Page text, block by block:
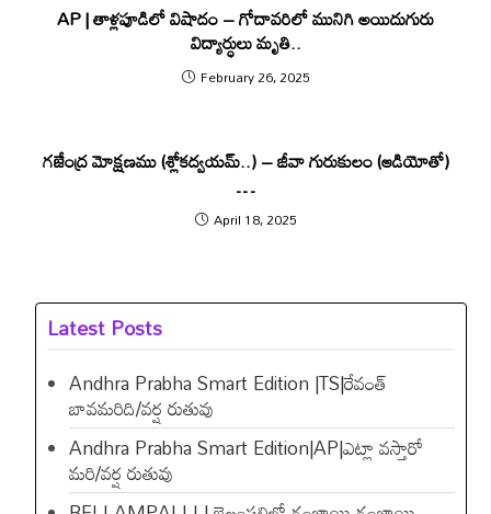
AP | తాళ్ల‌పూడిలో విషాదం – గోదావ‌రిలో మునిగి అయిదుగురు
విద్యార్ధులు మృతి..
February 26, 2025
గజేంద్ర మోక్షణము (శ్లోకద్వయమ్..) – జీవా గురుకులం (ఆడియోతో)
…
April 18, 2025
Latest Posts
Andhra Prabha Smart Edition |TS|రేవంత్​
బావమరిది/వర్ష రుతువు
Andhra Prabha Smart Edition|AP|ఎట్లా వస్తారో
మరి/వర్ష రుతువు